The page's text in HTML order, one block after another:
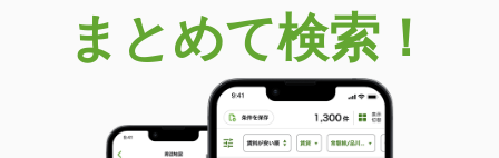
まとめて検索！